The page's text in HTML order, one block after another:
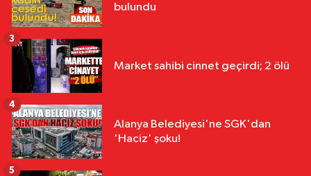
bulundu
Market sahibi cinnet geçirdi; 2 ölü
3
Alanya Belediyesi'ne SGK'dan
'Haciz' şoku!
4
5